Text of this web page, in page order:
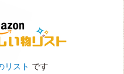
リスト です